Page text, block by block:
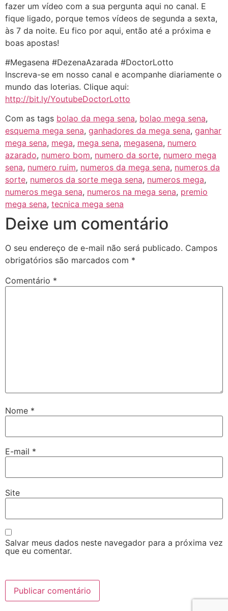
fazer um vídeo com a sua pergunta aqui no canal. E
fique ligado, porque temos vídeos de segunda a sexta,
às 7 da noite. Eu fico por aqui, então até a próxima e
boas apostas!
#Megasena #DezenaAzarada #DoctorLotto
Inscreva-se em nosso canal e acompanhe diariamente o
mundo das loterias. Clique aqui:
http://bit.ly/YoutubeDoctorLotto
Com as tags bolao da mega sena, bolao mega sena,
esquema mega sena, ganhadores da mega sena, ganhar
mega sena, mega, mega sena, megasena, numero
azarado, numero bom, numero da sorte, numero mega
sena, numero ruim, numeros da mega sena, numeros da
sorte, numeros da sorte mega sena, numeros mega,
numeros mega sena, numeros na mega sena, premio
mega sena, tecnica mega sena
Deixe um comentário
O seu endereço de e-mail não será publicado. Campos
obrigatórios são marcados com *
Comentário *
Nome *
E-mail *
Site
Salvar meus dados neste navegador para a próxima vez
que eu comentar.